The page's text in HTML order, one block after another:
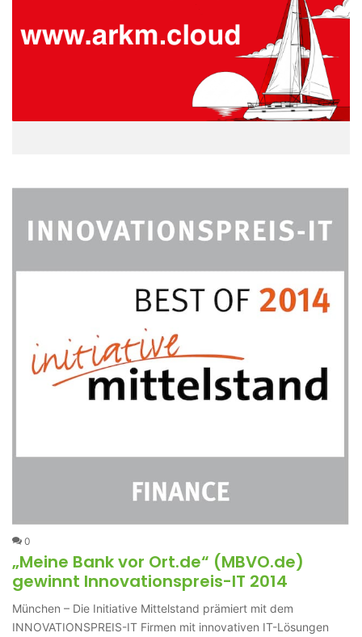
0
„Meine Bank vor Ort.de“ (MBVO.de)
gewinnt Innovationspreis-IT 2014
München – Die Initiative Mittelstand prämiert mit dem
INNOVATIONSPREIS-IT Firmen mit innovativen IT-Lösungen